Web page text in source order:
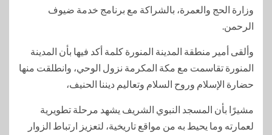
وزارة الحج والعمرة، بالشراكة مع برنامج خدمة ضيوف
الرحمن.
وألقى أمير منطقة المدينة المنورة كلمة أكد فيها بأن المدينة
المنورة تقاسمت مع مكة المكرمة نزول الوحي، وانطلقت منها
حضارة الإسلام وروح السلام وتعاليم ديننا الحنيف،
مشيرًا بأن المسجد النبوي الشريف يشهد مرحلة تطويرية
لعمارته وما يحيط به من مواقع تاريخية، لتعزيز ارتباط الزوار